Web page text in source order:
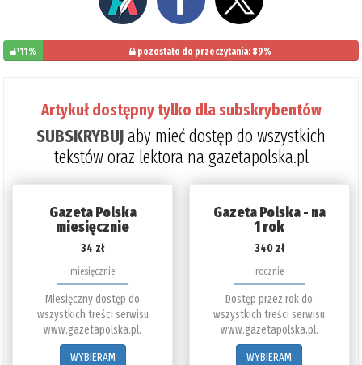
11% pozostało do przeczytania: 89%
Artykuł dostępny tylko dla subskrybentów
SUBSKRYBUJaby mieć dostęp do wszystkich
tekstów oraz lektora na gazetapolska.pl
Gazeta Polska
miesięcznie
34 zł
miesięcznie
Miesięczny dostęp do
wszystkich treści serwisu
www.gazetapolska.pl.
WYBIERAM
Gazeta Polska - na
1 rok
340 zł
rocznie
Dostęp przez rok do
wszystkich treści serwisu
www.gazetapolska.pl.
WYBIERAM